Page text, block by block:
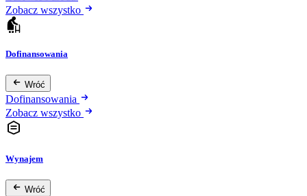
Zobacz wszystko
Dofinansowania
Wróć
Dofinansowania
Zobacz wszystko
Wynajem
Wróć